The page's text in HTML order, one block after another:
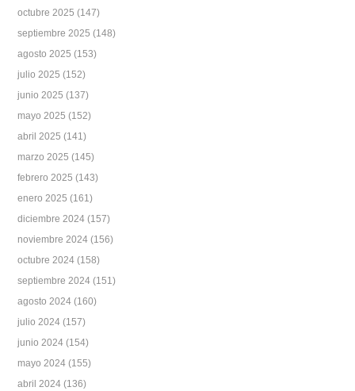
octubre 2025 (147)
septiembre 2025 (148)
agosto 2025 (153)
julio 2025 (152)
junio 2025 (137)
mayo 2025 (152)
abril 2025 (141)
marzo 2025 (145)
febrero 2025 (143)
enero 2025 (161)
diciembre 2024 (157)
noviembre 2024 (156)
octubre 2024 (158)
septiembre 2024 (151)
agosto 2024 (160)
julio 2024 (157)
junio 2024 (154)
mayo 2024 (155)
abril 2024 (136)